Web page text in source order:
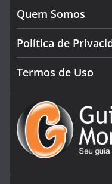
Quem Somos
Política de
Termos de Uso